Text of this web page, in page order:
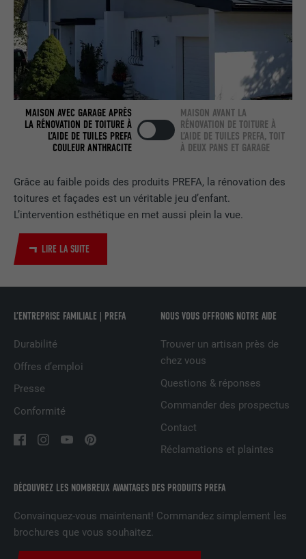
Grâce au faible poids des produits PREFA, la rénovation des
toitures et façades est un véritable jeu d’enfant.
L’intervention esthétique en met aussi plein la vue.
LIRE LA SUITE
MAISON AVEC GARAGE APRÈS
LA RÉNOVATION DE TOITURE À
L’AIDE DE TUILES PREFA
COULEUR ANTHRACITE
MAISON AVANT LA
RÉNOVATION DE TOITURE À
L’AIDE DE TUILES PREFA, TOIT
À DEUX PANS ET GARAGE
DÉCOUVREZ LES NOMBREUX AVANTAGES DES PRODUITS PREFA
Convainquez-vous maintenant! Commandez simplement les
brochures que vous souhaitez.
L’ENTREPRISE FAMILIALE | PREFA
Durabilité
Offres d’emploi
Presse
Conformité
NOUS VOUS OFFRONS NOTRE AIDE
Trouver un artisan près de
chez vous
Questions & réponses
Commander des prospectus
Contact
Réclamations et plaintes
FOURNISSEUR LinkedIn
EXPIRATION
UTILITÉ
Utilisé par le service de réseau social
LinkedIn pour suivre l'utilisation de
services intégrés.
FOURNISSEUR LinkedIn
EXPIRATION 2 ans
UTILITÉ
EXPIRATION
UTILITÉ
la publicité adaptée aux préférences de
NOM lidc